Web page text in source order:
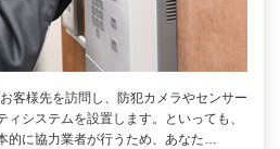
客様先を訪問し、防犯カメラやセンサー
ィシステムを設置します。といっても、
的に協力業者が行うため、あなた…